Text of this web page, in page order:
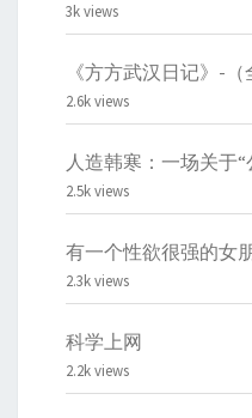
3k views
《方方武汉日记》-（
2.6k views
人造韩寒：一场关于
2.5k views
有一个性欲很强的女
2.3k views
科学上网
2.2k views